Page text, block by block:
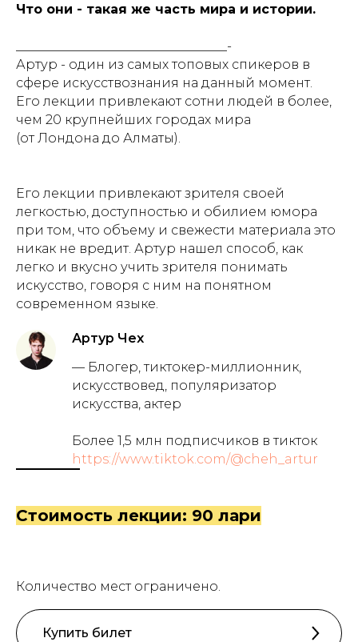
Что они - такая же часть мира и истории.
_________________________________-
Артур - один из самых топовых спикеров в
сфере искусствознания на данный момент.
Его лекции привлекают сотни людей в более,
чем 20 крупнейших городах мира
(от Лондона до Алматы).
Его лекции привлекают зрителя своей
легкостью, доступностью и обилием юмора
при том, что объему и свежести материала это
никак не вредит. Артур нашел способ, как
легко и вкусно учить зрителя понимать
искусство, говоря с ним на понятном
современном языке.
Артур Чех
— Блогер, тиктокер-миллионник,
искусствовед, популяризатор
искусства, актер
Более 1,5 млн подписчиков в тикток
https://www.tiktok.com/@cheh_artur
Стоимость лекции: 90 лари
Количество мест ограничено.
Купить билет